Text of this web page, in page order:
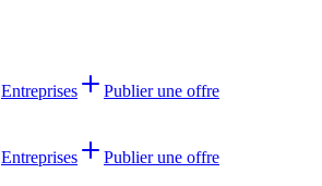
Entreprises Publier une offre
Entreprises Publier une offre